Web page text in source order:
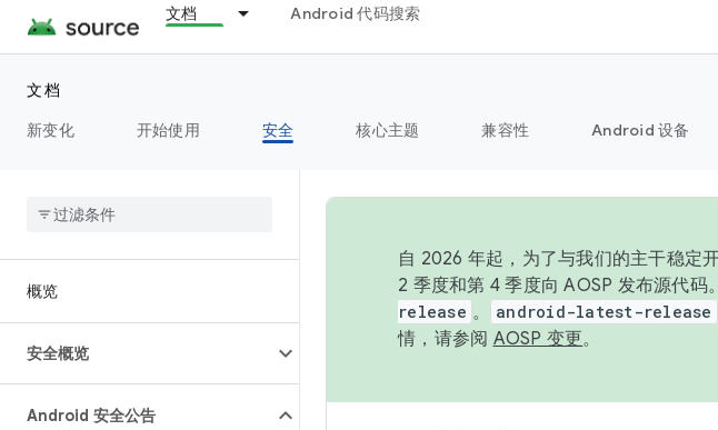
文档 Android 代码搜索
文档
新变化
开始使用 安全 核心主题 兼容性 Android 设备
概览
安全概览
Android 安全公告
自 2026 年起，为了与我们的主干稳定
2 季度和第 4 季度向 AOSP 发布源代
release 。 android-latest-release
情，请参阅 AOSP 变更。